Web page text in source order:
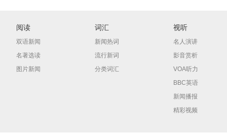
阅读
双语新闻
名著选读
图片新闻
词汇
新闻热词
流行新词
分类词汇
视听
名人演讲
影音赏析
VOA听力
BBC英语
新闻播报
精彩视频